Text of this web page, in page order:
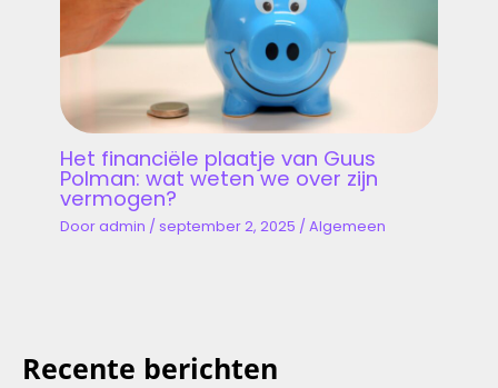
Het financiële plaatje van Guus
Polman: wat weten we over zijn
vermogen?
Dooradmin /september 2, 2025 /Algemeen
Recente berichten